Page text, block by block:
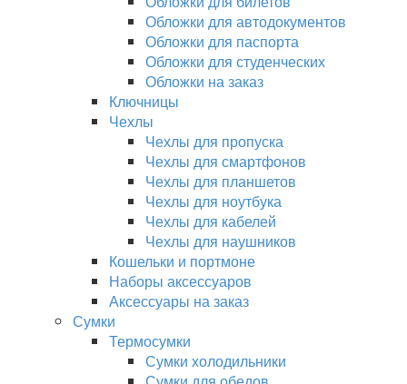
Обложки для автодокументов
Обложки для паспорта
Обложки для студенческих
Обложки на заказ
Ключницы
Чехлы
Чехлы для пропуска
Чехлы для смартфонов
Чехлы для планшетов
Чехлы для ноутбука
Чехлы для кабелей
Чехлы для наушников
Кошельки и портмоне
Наборы аксессуаров
Аксессуары на заказ
Сумки
Термосумки
Сумки холодильники